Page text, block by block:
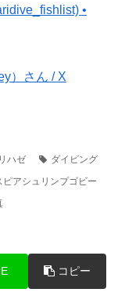
•
）さん / X
ハゼ
ダイビング
ピアシュリンプゴビー
コピー